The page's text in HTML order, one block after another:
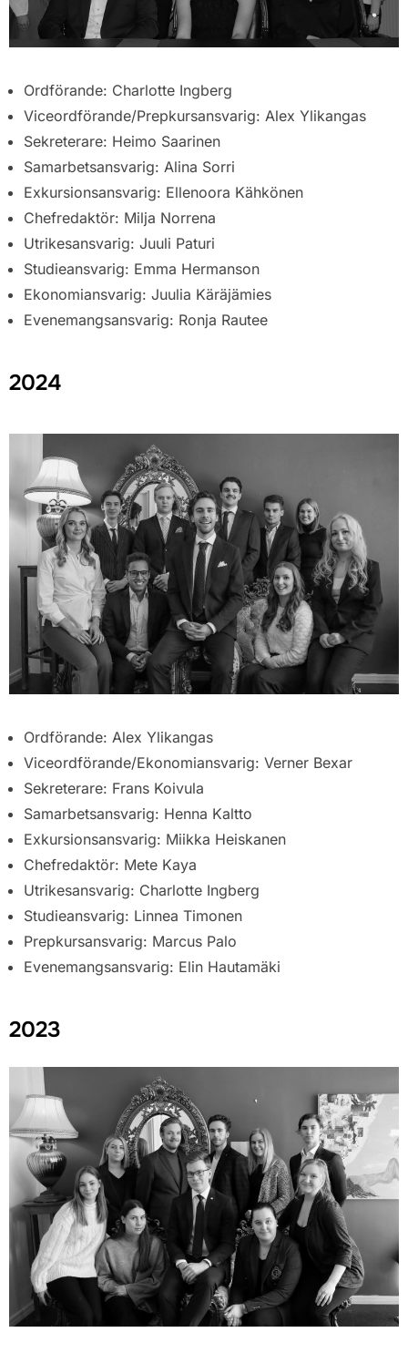
Ordförande: Charlotte Ingberg
Viceordförande/Prepkursansvarig: Alex Ylikangas
Sekreterare: Heimo Saarinen
Samarbetsansvarig: Alina Sorri
Exkursionsansvarig: Ellenoora Kähkönen
Chefredaktör: Milja Norrena
Utrikesansvarig: Juuli Paturi
Studieansvarig: Emma Hermanson
Ekonomiansvarig: Juulia Käräjämies
Evenemangsansvarig: Ronja Rautee
2024
Ordförande: Alex Ylikangas
Viceordförande/Ekonomiansvarig: Verner Bexar
Sekreterare: Frans Koivula
Samarbetsansvarig: Henna Kaltto
Exkursionsansvarig: Miikka Heiskanen
Chefredaktör: Mete Kaya
Utrikesansvarig: Charlotte Ingberg
Studieansvarig: Linnea Timonen
Prepkursansvarig: Marcus Palo
Evenemangsansvarig: Elin Hautamäki
2023